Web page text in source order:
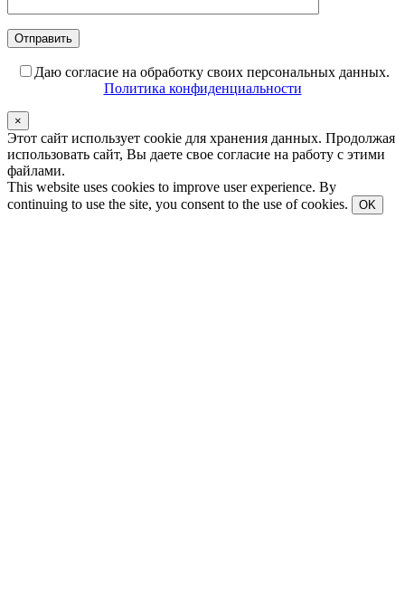
Даю согласие на обработку своих персональных данных.
Политика конфиденциальности
×
Этот сайт использует cookie для хранения данных. Продолжая
использовать сайт, Вы даете свое согласие на работу с этими
файлами.
This website uses cookies to improve user experience. By
continuing to use the site, you consent to the use of cookies.
OK